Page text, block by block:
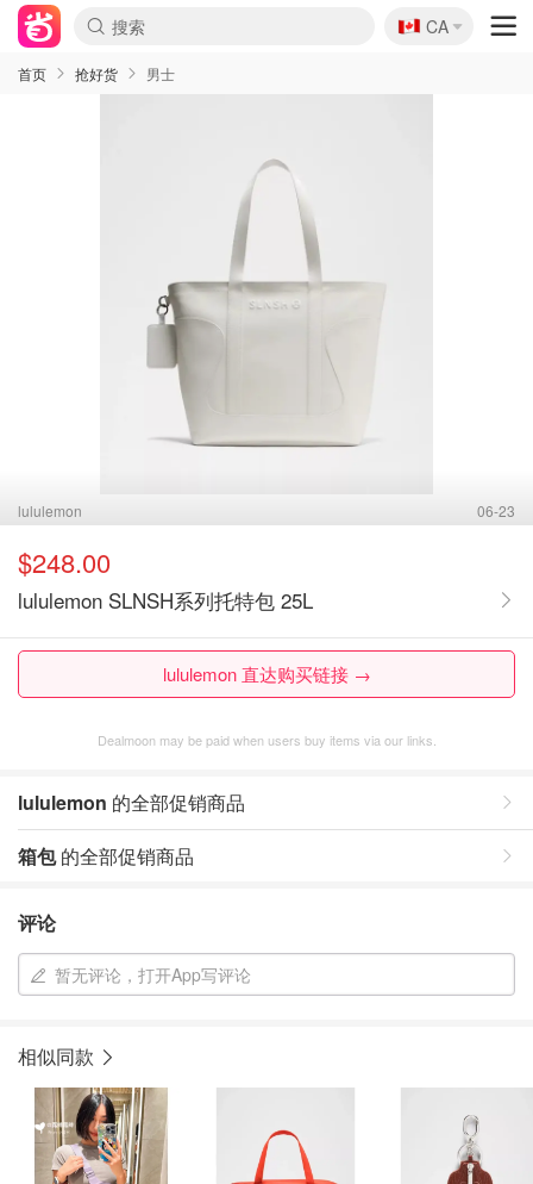
🇨🇦
CA
首页 抢好货 男士
lululemon 06-23
$248.00
lululemon SLNSH系列托特包 25L
lululemon 直达购买链接 →
Dealmoon may be paid when users buy items via our links.
lululemon 的全部促销商品
箱包的全部促销商品
评论
暂无评论，打开App写评论
相似同款